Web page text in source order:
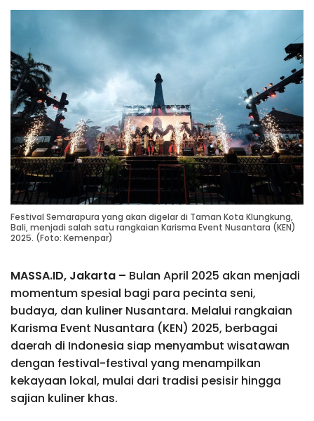
Festival Semarapura yang akan digelar di Taman Kota Klungkung,
Bali, menjadi salah satu rangkaian Karisma Event Nusantara (KEN)
2025. (Foto: Kemenpar)
MASSA.ID, Jakarta – Bulan April 2025 akan menjadi
momentum spesial bagi para pecinta seni,
budaya, dan kuliner Nusantara. Melalui rangkaian
Karisma Event Nusantara (KEN) 2025, berbagai
daerah di Indonesia siap menyambut wisatawan
dengan festival-festival yang menampilkan
kekayaan lokal, mulai dari tradisi pesisir hingga
sajian kuliner khas.